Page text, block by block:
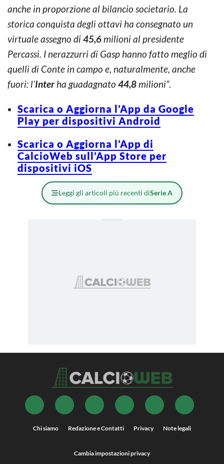
anche in proporzione al bilancio societario. La
storica conquista degli ottavi ha consegnato un
virtuale assegno di45,6milioni al presidente
Percassi. I nerazzurri di Gasp hanno fatto meglio di
quelli di Conte in campo e, naturalmente, anche
fuori: l’Inter ha guadagnato 44,8milioni”.
Scarica o Aggiorna l’App da Google
Play per dispositivi Android
Scarica o Aggiorna l’App di
CalcioWeb sull’App Store per
dispositivi iOS
Leggi gli articoli più recenti diSerie A
Chi siamo Redazione e Contatti Privacy Note legali
Cambia impostazioni privacy